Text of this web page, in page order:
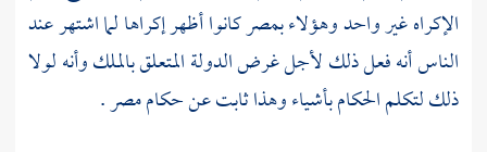
الإكراه غير واحد وهؤلاءبمصركانوا أظهر إكراها لما اشتهر عند
الناس أنه فعل ذلك لأجل غرض الدولة المتعلق بالملك وأنه لولا
ذلك لتكلم الحكام بأشياء وهذا ثابت عن حكاممصر.